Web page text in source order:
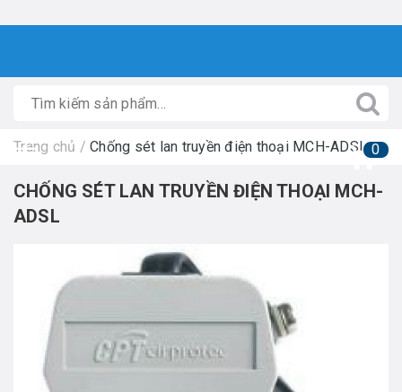
0
Trang chủ / Chống sét lan truyền điện thoại MCH-ADSL
CHỐNG SÉT LAN TRUYỀN ĐIỆN THOẠI MCH-
ADSL